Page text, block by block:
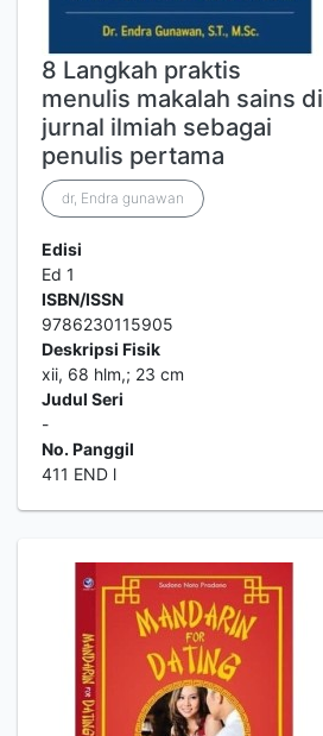
8 Langkah praktis
menulis makalah sains di
jurnal ilmiah sebagai
penulis pertama
dr, Endra gunawan
Edisi
Ed 1
ISBN/ISSN
9786230115905
Deskripsi Fisik
xii, 68 hlm,; 23 cm
Judul Seri
-
No. Panggil
411 END l